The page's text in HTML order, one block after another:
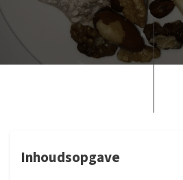
Inhoudsopgave